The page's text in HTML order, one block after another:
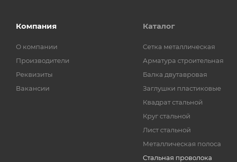
Компания
О компании
Производители
Реквизиты
Вакансии
Каталог
Cетка металлическая
Арматура строительная
Балка двутавровая
Заглушки пластиковые
Квадрат стальной
Круг стальной
Лист стальной
Металлическая полоса
Стальная проволока